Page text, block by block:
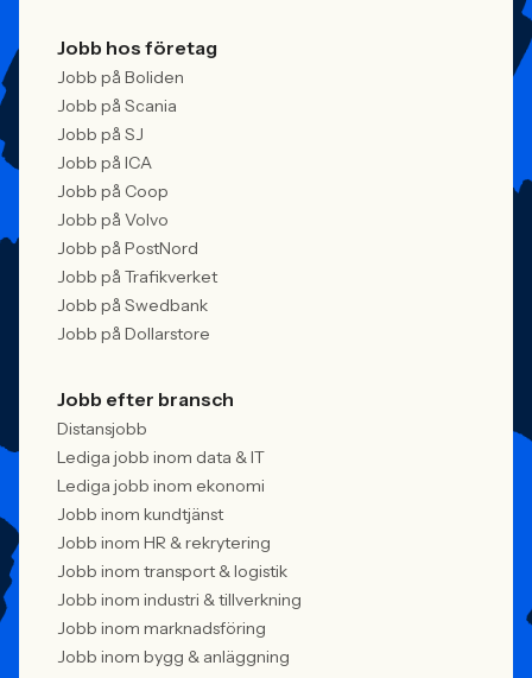
Jobb hos företag
Jobb på Boliden
Jobb på Scania
Jobb på SJ
Jobb på ICA
Jobb på Coop
Jobb på Volvo
Jobb på PostNord
Jobb på Trafikverket
Jobb på Swedbank
Jobb på Dollarstore
Jobb efter bransch
Distansjobb
Lediga jobb inom data & IT
Lediga jobb inom ekonomi
Jobb inom kundtjänst
Jobb inom HR & rekrytering
Jobb inom transport & logistik
Jobb inom industri & tillverkning
Jobb inom marknadsföring
Jobb inom bygg & anläggning